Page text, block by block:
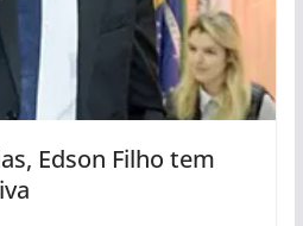
Edson Filho tem